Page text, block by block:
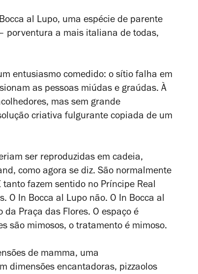
al Lupo, uma espécie de parente
porventura a mais italiana de todas,
entusiasmo comedido: o sítio falha em
as pessoas miúdas e graúdas. À
mas sem grande
criativa fulgurante copiada de um
ser reproduzidas em cadeia,
, como agora se diz. São normalmente
fazem sentido no Príncipe Real
O In Bocca al Lupo não. O In Bocca al
Praça das Flores. O espaço é
são mimosos, o tratamento é mimoso.
de mamma, uma
dimensões encantadoras, pizzaolos